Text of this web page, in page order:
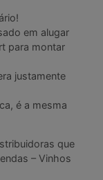
em alugar
para montar
justamente
é a mesma
que
– Vinhos